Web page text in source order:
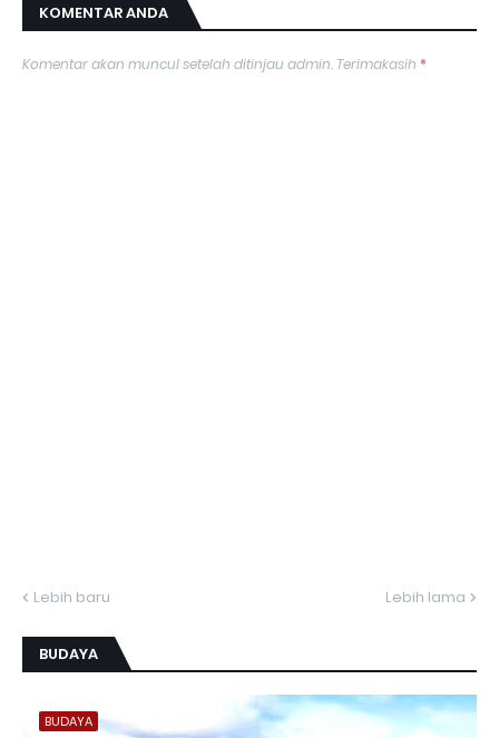
KOMENTAR ANDA
Komentar akan muncul setelah ditinjau admin. Terimakasih *
Lebih baru Lebih lama
BUDAYA
BUDAYA